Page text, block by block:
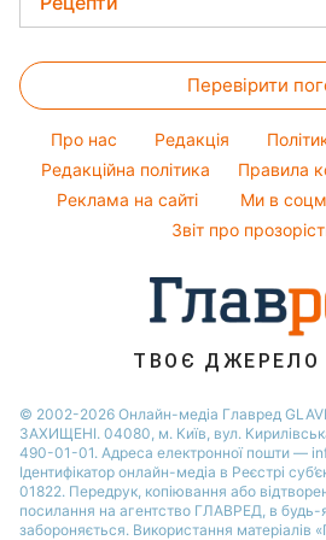
Новини Одеси
Новини Харкова
Новини Полтави
Новини Сум
Новини Черкаси
Новини Рівного
Настя Каменських
Віталій Козловський
Потап
Софія Ротару
Ольга Сумська
Поради від Андре Тана
Жіночі стрижки
Фарбування волосся
Гарний манікюр
Тести по картинці
Народні прикмети
Усе про шоу-бізнес
Прості страви
Легкі десерти
Напої
Святкове меню
Перевірити
Про нас Редакція
Редакційна політика
Правила
Реклама на сайті
Ми в
Звіт про
ТВОЄ ДЖЕРЕЛО
© 2002-2026 Онлайн-медіа Главред
ЗАХИЩЕНІ. 04080, м. Київ, вул.
490-01-01. Адреса електронної пошти —
Ідентифікатор онлайн-медіа в Реєстрі
01822. Передрук, копіювання або
посилання на агентство ГЛАВРЕД, в будь-
забороняється. Використання матеріалів